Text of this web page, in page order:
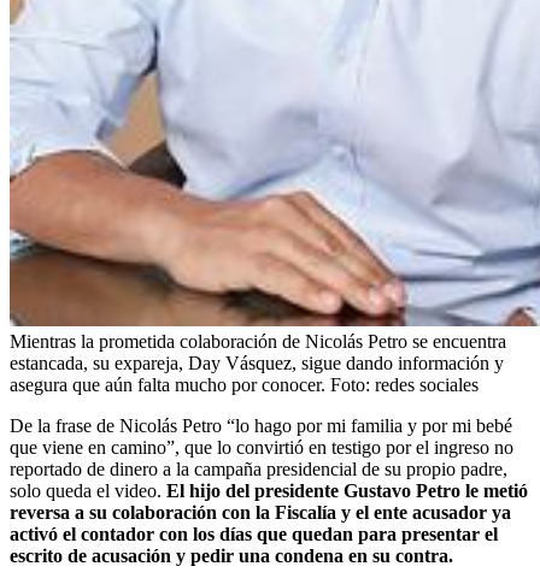
Mientras la prometida colaboración de Nicolás Petro se encuentra
estancada, su expareja, Day Vásquez, sigue dando información y
asegura que aún falta mucho por conocer. Foto: redes sociales
De la frase de Nicolás Petro “lo hago por mi familia y por mi bebé
que viene en camino”, que lo convirtió en testigo por el ingreso no
reportado de dinero a la campaña presidencial de su propio padre,
solo queda el video. El hijo del presidente Gustavo Petro le metió
reversa a su colaboración con la Fiscalía y el ente acusador ya
activó el contador con los días que quedan para presentar el
escrito de acusación y pedir una condena en su contra.